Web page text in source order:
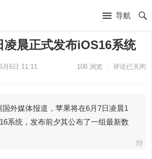
导航
凌晨正式发布iOS16系统
月6日 11:11 108浏览 评论已关闭
外媒体报道，苹果将在6月7日凌晨1
系统，发布前夕其公布了一组最新数